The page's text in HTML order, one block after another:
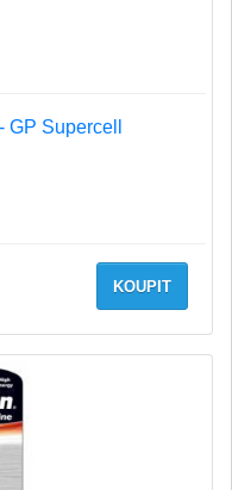
Supercell
KOUPIT